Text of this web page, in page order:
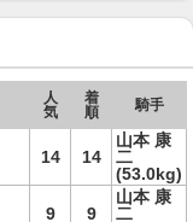
人
気
着
順
騎手
14 14
山本 康
二
(53.0kg)
9 9
山本 康
二